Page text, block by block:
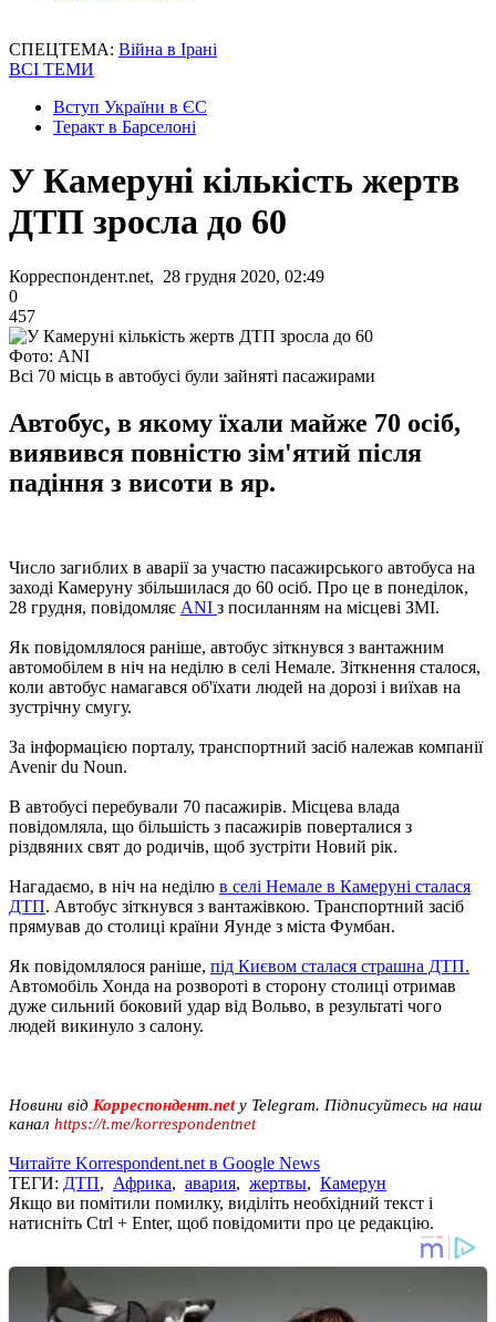
СПЕЦТЕМА: Війна в Ірані
ВСІ ТЕМИ
Вступ України в ЄС
Теракт в Барселоні
У Камеруні кількість жертв
ДТП зросла до 60
Корреспондент.net, 28 грудня 2020, 02:49
0
457
Фото: ANI
Всі 70 місць в автобусі були зайняті пасажирами
Автобус, в якому їхали майже 70 осіб,
виявився повністю зім'ятий після
падіння з висоти в яр.
Число загиблих в аварії за участю пасажирського автобуса на
заході Камеруну збільшилася до 60 осіб. Про це в понеділок,
28 грудня, повідомляє ANI з посиланням на місцеві ЗМІ.
Як повідомлялося раніше, автобус зіткнувся з вантажним
автомобілем в ніч на неділю в селі Немале. Зіткнення сталося,
коли автобус намагався об'їхати людей на дорозі і виїхав на
зустрічну смугу.
За інформацією порталу, транспортний засіб належав компанії
Avenir du Noun.
В автобусі перебували 70 пасажирів. Місцева влада
повідомляла, що більшість з пасажирів поверталися з
різдвяних свят до родичів, щоб зустріти Новий рік.
Нагадаємо, в ніч на неділю в селі Немале в Камеруні сталася
ДТП. Автобус зіткнувся з вантажівкою. Транспортний засіб
прямував до столиці країни Яунде з міста Фумбан.
Як повідомлялося раніше, під Києвом сталася страшна ДТП.
Автомобіль Хонда на розвороті в сторону столиці отримав
дуже сильний боковий удар від Вольво, в результаті чого
людей викинуло з салону.
Новини від Корреспондент.netу Telegram. Підписуйтесь на наш
канал https://t.me/korrespondentnet
Читайте Korrespondent.net в Google News
ТЕГИ: ДТП, Африка, авария, жертвы, Камерун
Якщо ви помітили помилку, виділіть необхідний текст і
натисніть Ctrl + Enter, щоб повідомити про це редакцію.